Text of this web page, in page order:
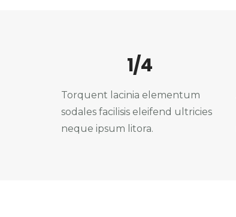
1/4
Torquent lacinia elementum
sodales facilisis eleifend ultricies
neque ipsum litora.